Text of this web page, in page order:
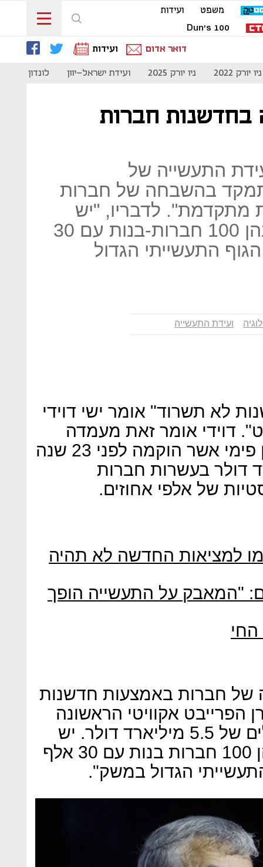
משפט
ועידות
Dun's 100
דואר אדום
ועידות
ניו יורק 2022 ניו יורק 2025 ועידת ישראל-יוון לונדון 2023
בחדשנות חברות
התעשייה של
בהשבחה של חברות
מתקדמת". לדבריו, "יש
לחברות שאנחנו משקיעים בהן 100 חברות-בנות עם 30
התעשייתי הגדול
ועידת התעשייה
לא תשרוד" אומר ישי דוידי
דוידי אומר זאת מעמדה
מבוססת: הוא המייסד של קרן פימי אשר הוקמה לפני 23 שנה
כ-5 מיליארד דולר בעשרות חברות
של אלפי אחוזים.
למציאות החדשה לא תהיה
"המאבק על התעשייה הופך
החי
של חברות באמצעות חדשנות
הפרייבט אקוויטי הראשונה
בישראל עם שווי נכסים מנוהלים של 5.5 מיליארד דולר. יש
לחברות שאנחנו משקיעים בהן 100 חברות בנות עם 30 אלף
הגדול במשק".